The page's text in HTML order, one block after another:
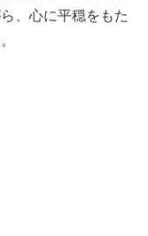
、心に平穏をもた